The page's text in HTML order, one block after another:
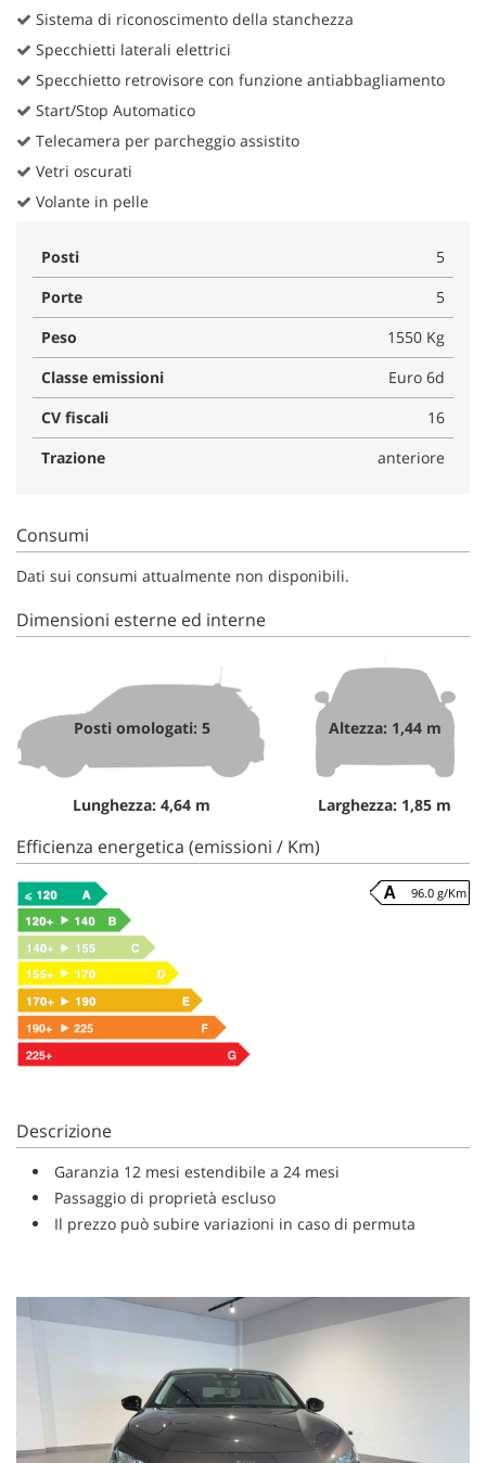
Sistema di riconoscimento della stanchezza
Specchietti laterali elettrici
Specchietto retrovisore con funzione antiabbagliamento
Start/Stop Automatico
Telecamera per parcheggio assistito
Vetri oscurati
Volante in pelle
Posti
5
Porte
5
Peso
1550 Kg
Classe emissioni
Euro 6d
CV fiscali
16
Trazione
anteriore
Consumi
Dati sui consumi attualmente non disponibili.
Dimensioni esterne ed interne
Posti omologati: 5
Lunghezza: 4,64 m
Altezza: 1,44 m
Larghezza: 1,85 m
Efficienza energetica (emissioni / Km)
96.0 g/Km
Descrizione
Garanzia 12 mesi estendibile a 24 mesi
Passaggio di proprietà escluso
Il prezzo può subire variazioni in caso di permuta